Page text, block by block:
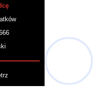
Chętnie Ci pomogę